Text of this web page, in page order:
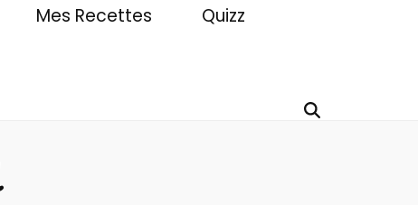
Mes Recettes
Quizz